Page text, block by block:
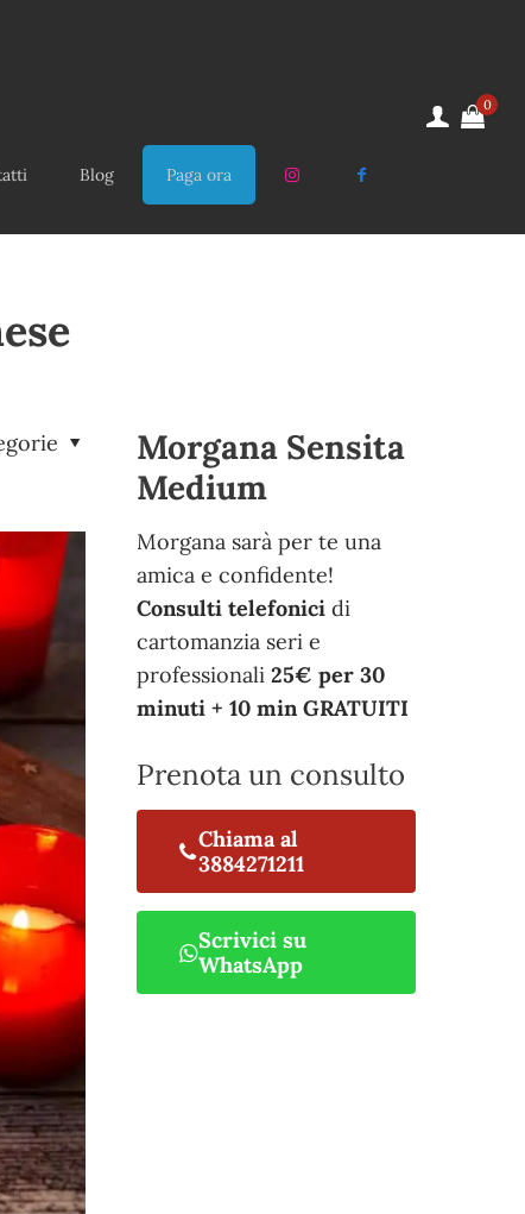
Blog Paga ora
0
Morgana Sensita
Medium
Morgana sarà per te una
amica e confidente!
Consulti telefonici di
cartomanzia seri e
professionali 25€ per 30
minuti + 10 min GRATUITI
Prenota un consulto
Chiama al
3884271211
Scrivici su
WhatsApp